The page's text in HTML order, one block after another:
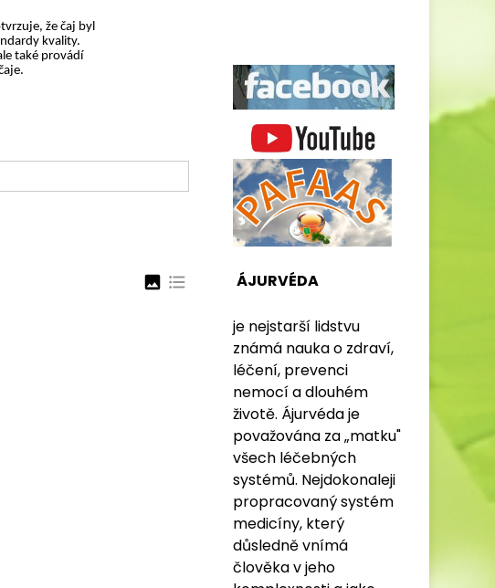
že čaj byl
kvality.
také provádí
image format_list_bulleted ÁJURVÉDA
je nejstarší lidstvu
známá nauka o zdraví,
léčení, prevenci
nemocí a dlouhém
životě. Ájurvéda je
považována za „matku"
všech léčebných
systémů. Nejdokonaleji
propracovaný systém
medicíny, který
důsledně vnímá
člověka v jeho